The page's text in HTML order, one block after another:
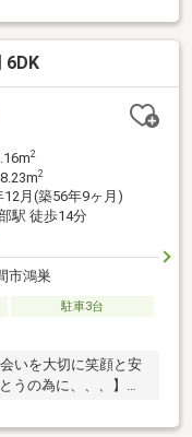
6DK
2
2
12月(築56年9ヶ月)
駅 徒歩14分
市鴻巣
駐車3台
いを大切に笑顔と安
うの為に、、、】お